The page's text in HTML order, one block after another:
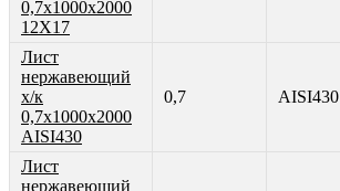
0,7х1000х2000
12Х17
Лист
нержавеющий
х/к
0,7х1000х2000
AISI430
0,7 AISI430
Лист
нержавеющий